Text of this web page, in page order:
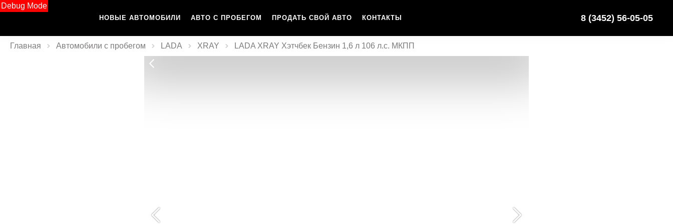
Debug Mode
НОВЫЕ АВТОМОБИЛИ АВТО С ПРОБЕГОМ ПРОДАТЬ СВОЙ АВТО КОНТАКТЫ 8 (3452) 56-05-05
Главная Автомобили с пробегом LADA XRAY LADA XRAY Хэтчбек Бензин 1,6 л 106 л.с. МКПП